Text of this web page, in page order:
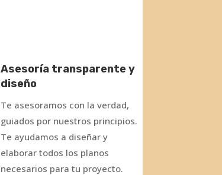
Asesoría transparente y
diseño
Te asesoramos con la verdad,
guiados por nuestros principios.
Te ayudamos a diseñar y
elaborar todos los planos
necesarios para tu proyecto.